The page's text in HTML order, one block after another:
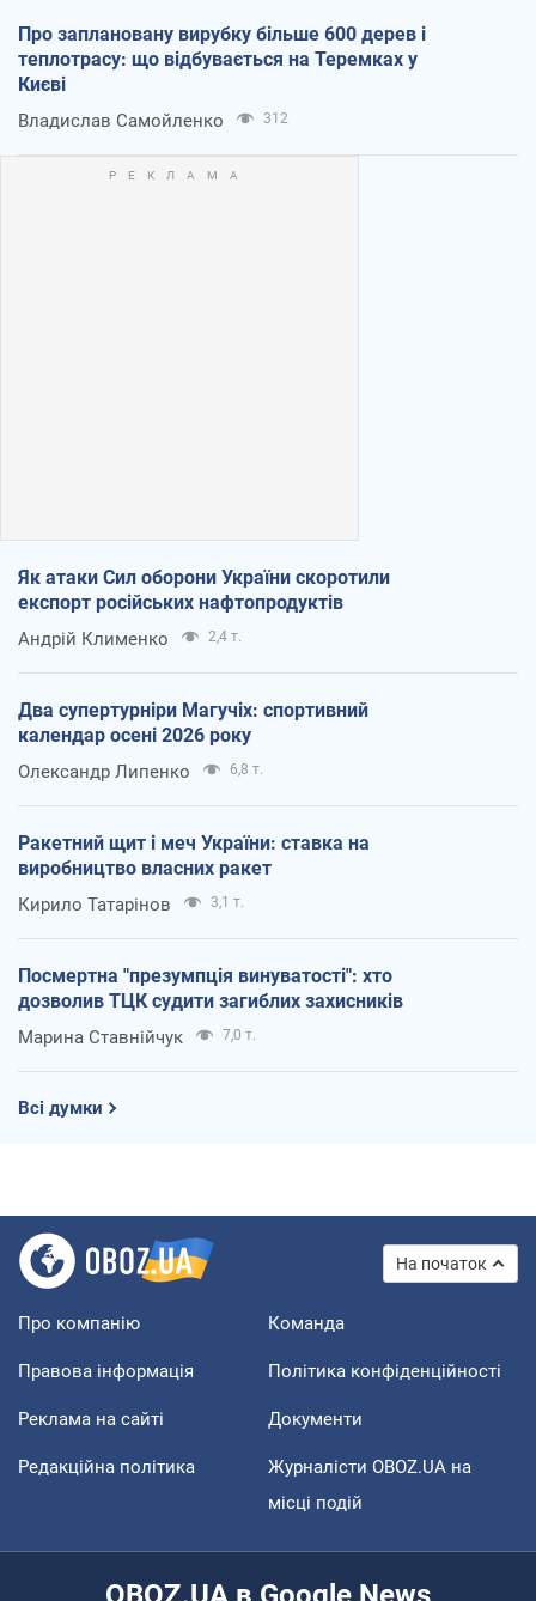
Про заплановану вирубку більше 600 дерев і
теплотрасу: що відбувається на Теремках у
Києві
Владислав Самойленко 312
Як атаки Сил оборони України скоротили
експорт російських нафтопродуктів
Андрій Клименко 2,4 т.
Два супертурніри Магучіх: спортивний
календар осені 2026 року
Олександр Липенко 6,8 т.
Ракетний щит і меч України: ставка на
виробництво власних ракет
Кирило Татарінов 3,1 т.
Посмертна "презумпція винуватості": хто
дозволив ТЦК судити загиблих захисників
Марина Ставнійчук 7,0 т.
Всі думки
На початок
Про компанію Команда
Правова інформація Політика конфіденційності
Реклама на сайті Документи
Редакційна політика
Журналісти OBOZ.UA на
місці подій